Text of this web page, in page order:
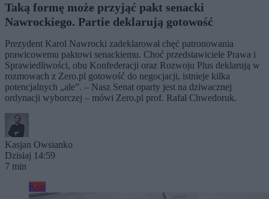
Taką formę może przyjąć pakt senacki
Nawrockiego. Partie deklarują gotowość
Prezydent Karol Nawrocki zadeklarował chęć patronowania
prawicowemu paktowi senackiemu. Choć przedstawiciele Prawa i
Sprawiedliwości, obu Konfederacji oraz Rozwoju Plus deklarują w
rozmowach z Zero.pl gotowość do negocjacji, istnieje kilka
potencjalnych „ale”. – Nasz Senat oparty jest na dziwacznej
ordynacji wyborczej – mówi Zero.pl prof. Rafał Chwedoruk.
Kasjan Owsianko
Dzisiaj 14:59
7 min
Kraj